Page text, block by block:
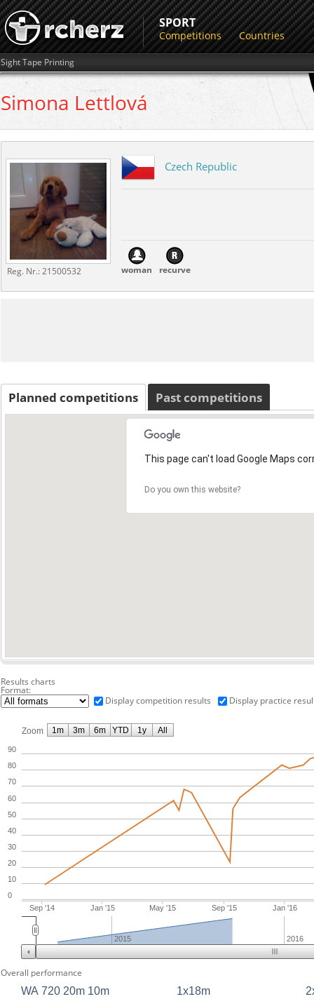
SPORT
Competitions Countries
Sight Tape Printing
Simona Lettlová
Reg. Nr.:21500532
Czech Republic
woman recurve
Planned competitions Past competitions
This page can't load Google Maps
Do you own this website?
Results charts
Format:
Display competition results
Display practice
Zoom
Sep '14 Jan '15 May '15 Sep '15 Jan '16
0
10
20
30
40
50
60
70
80
90
2015 2016
1m 3m 6m YTD 1y All
Overall performance
WA 720 20m 10m
1x18m